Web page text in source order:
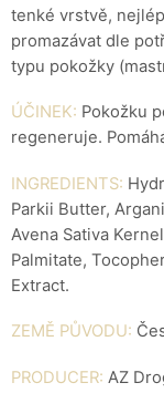
tenké vrstvě,
promazávat dle
typu pokožky
ÚČINEK: Pokožku
regeneruje.
INGREDIENTS:
Parkii Butter,
Avena Sativa
Palmitate,
Extract.
ZEMĚ PŮVODU:
PRODUCER: AZ